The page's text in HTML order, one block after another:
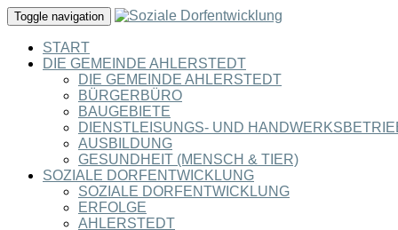
Toggle navigation
START
DIE GEMEINDE AHLERSTEDT
DIE GEMEINDE AHLERSTEDT
BÜRGERBÜRO
BAUGEBIETE
DIENSTLEISUNGS- UND
AUSBILDUNG
GESUNDHEIT (MENSCH & TIER)
SOZIALE DORFENTWICKLUNG
SOZIALE DORFENTWICKLUNG
ERFOLGE
AHLERSTEDT